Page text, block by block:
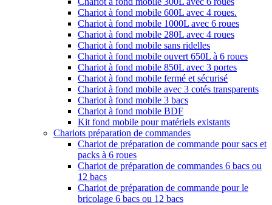
Chariot à fond mobile 600L avec 4 roues.
Chariot à fond mobile 1000L avec 6 roues
Chariot à fond mobile 280L avec 4 roues
Chariot à fond mobile sans ridelles
Chariot à fond mobile ouvert 650L à 6 roues
Chariot à fond mobile 850L avec 3 portes
Chariot à fond mobile fermé et sécurisé
Chariot à fond mobile avec 3 cotés transparents
Chariot à fond mobile 3 bacs
Chariot à fond mobile BDF
Kit fond mobile pour matériels existants
Chariots préparation de commandes
Chariot de préparation de commande pour sacs et
packs à 6 roues
Chariot de préparation de commandes 6 bacs ou
12 bacs
Chariot de préparation de commande pour le
bricolage 6 bacs ou 12 bacs